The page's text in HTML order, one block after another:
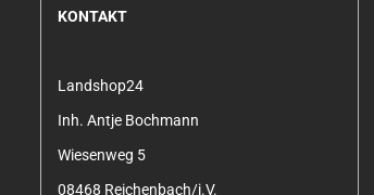
KONTAKT
Landshop24
Inh. Antje Bochmann
Wiesenweg 5
08468 Reichenbach/i.V.